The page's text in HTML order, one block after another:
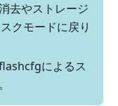
去やストレージ
クモードに戻り
によるス